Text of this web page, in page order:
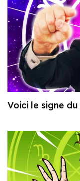
Voici le signe